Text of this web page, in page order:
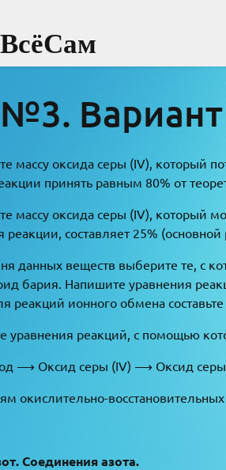
Вариант
массу оксида серы (IV), который
принять равным 80% от
массу оксида серы (IV), который
реакции, составляет 25%
данных веществ выберите те, с
бария. Напишите уравнения
реакций ионного обмена
уравнения реакций, с помощью
⟶ Оксид серы (IV) ⟶ Оксид
окислительно-
Соединения азота.